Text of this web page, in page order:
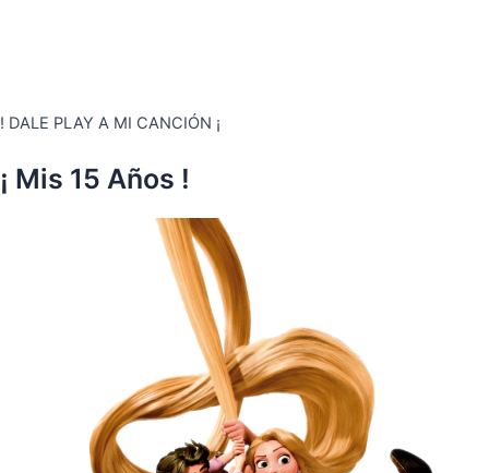
! DALE PLAY A MI CANCIÓN ¡
¡ Mis 15 Años !